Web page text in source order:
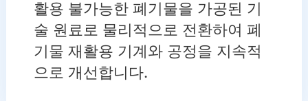
활용 불가능한 폐기물을 가공된 기
술 원료로 물리적으로 전환하여 폐
기물 재활용 기계와 공정을 지속적
으로 개선합니다.